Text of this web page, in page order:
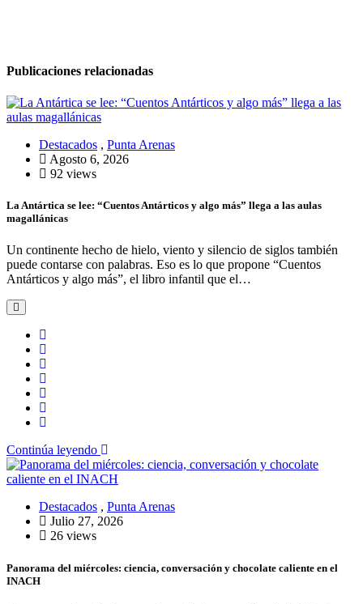
Publicaciones relacionadas
Destacados , Punta Arenas
Agosto 6, 2026
92 views
La Antártica se lee: “Cuentos Antárticos y algo más” llega a las aulas
magallánicas
Un continente hecho de hielo, viento y silencio de siglos también
puede contarse con palabras. Eso es lo que propone “Cuentos
Antárticos y algo más”, el libro infantil que el…
Continúa leyendo
Destacados , Punta Arenas
Julio 27, 2026
26 views
Panorama del miércoles: ciencia, conversación y chocolate caliente en el
INACH